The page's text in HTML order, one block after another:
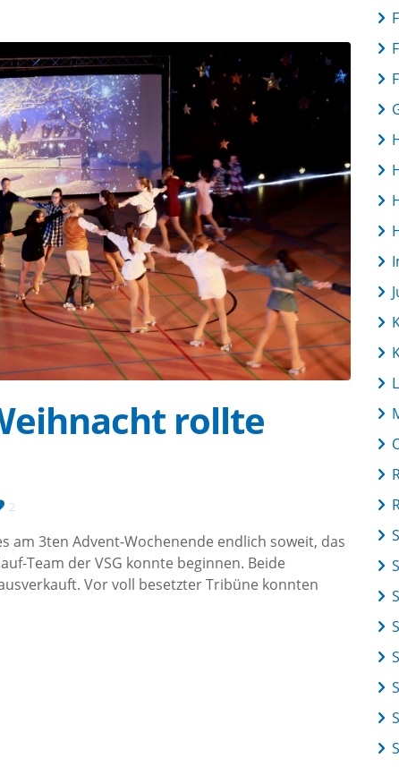
rollte
2
am 3ten Advent-Wochenende endlich soweit, das
Team der VSG konnte beginnen. Beide
Vor voll besetzter Tribüne konnten